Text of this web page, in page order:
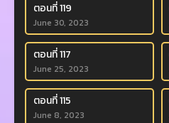
ตอนที่ 119
June 30, 2023
ตอนที่ 117
June 25, 2023
ตอนที่ 115
June 8, 2023